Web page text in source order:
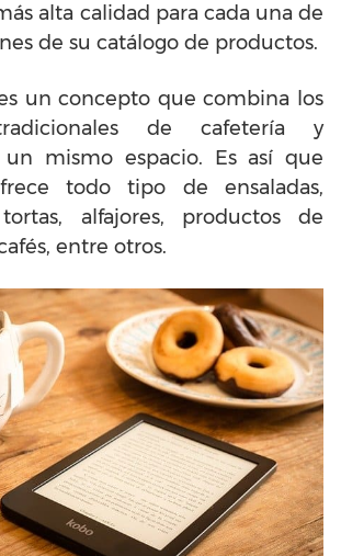
alta calidad para cada una de
de su catálogo de productos.
un concepto que combina los
de cafetería y
mismo espacio. Es así que
todo tipo de ensaladas,
alfajores, productos de
entre otros.